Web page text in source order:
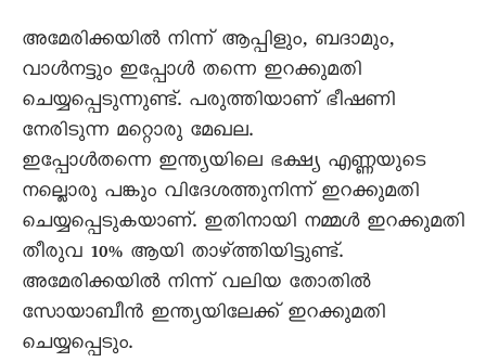
അമേരിക്കയിൽ നിന്ന് ആപ്പിളും, ബദാമും,
വാൾനട്ടും ഇപ്പോൾ തന്നെ ഇറക്കുമതി
ചെയ്യപ്പെടുന്നുണ്ട്. പരുത്തിയാണ് ഭീഷണി
നേരിടുന്ന മറ്റൊരു മേഖല.
ഇപ്പോൾതന്നെ ഇന്ത്യയിലെ ഭക്ഷ്യ എണ്ണയുടെ
നല്ലൊരു പങ്കും വിദേശത്തുനിന്ന് ഇറക്കുമതി
ചെയ്യപ്പെടുകയാണ്. ഇതിനായി നമ്മൾ ഇറക്കുമതി
തീരുവ 10% ആയി താഴ്ത്തിയിട്ടുണ്ട്.
അമേരിക്കയിൽ നിന്ന് വലിയ തോതിൽ
സോയാബീൻ ഇന്ത്യയിലേക്ക് ഇറക്കുമതി
ചെയ്യപ്പെടും.